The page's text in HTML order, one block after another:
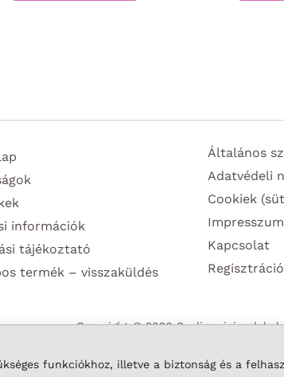
funkciókhoz, illetve a biztonság és a
információk
tájékoztató
termék – visszaküldés
Általános
Adatvédeli
Cookiek
Impresszum
Kapcsolat
Copyright © 2026